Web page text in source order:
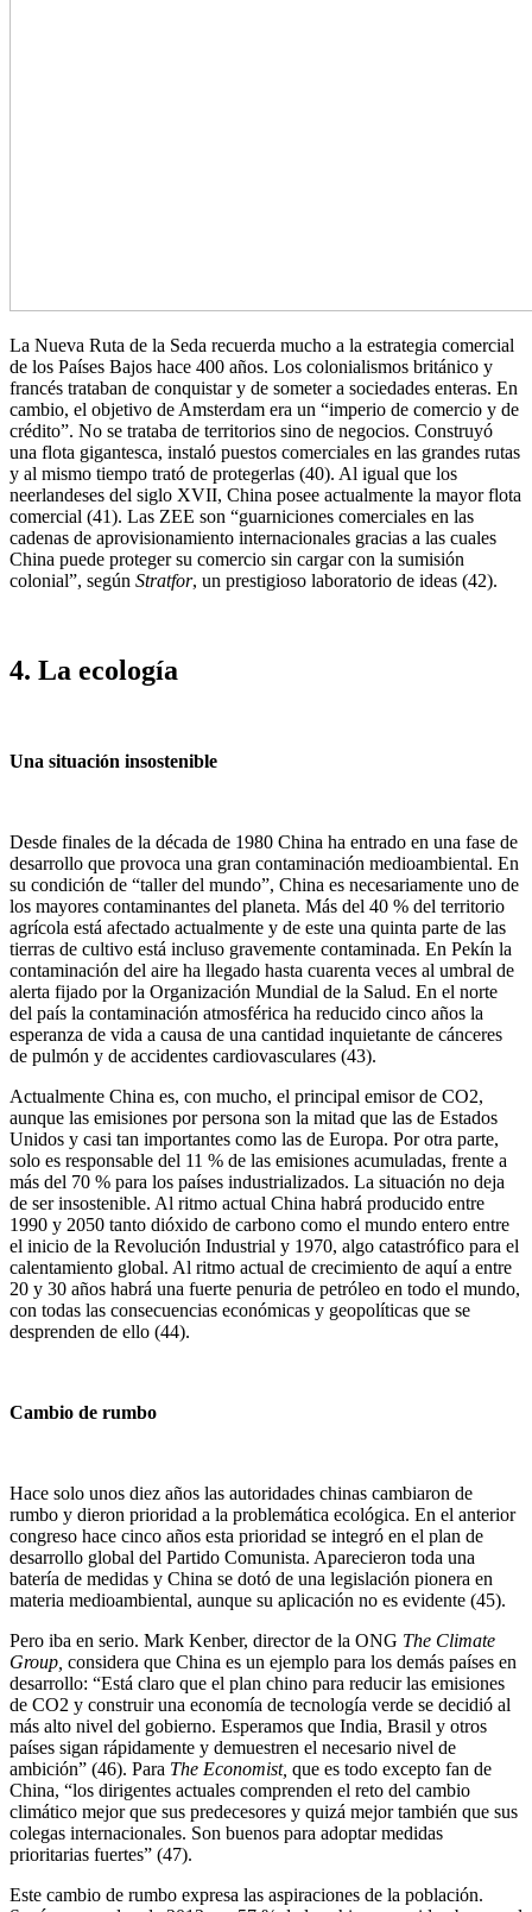
La Nueva Ruta de la Seda recuerda mucho a la estrategia comercial
de los Países Bajos hace 400 años. Los colonialismos británico y
francés trataban de conquistar y de someter a sociedades enteras. En
cambio, el objetivo de Amsterdam era un “imperio de comercio y de
crédito”. No se trataba de territorios sino de negocios. Construyó
una flota gigantesca, instaló puestos comerciales en las grandes rutas
y al mismo tiempo trató de protegerlas (40). Al igual que los
neerlandeses del siglo XVII, China posee actualmente la mayor flota
comercial (41). Las ZEE son “guarniciones comerciales en las
cadenas de aprovisionamiento internacionales gracias a las cuales
China puede proteger su comercio sin cargar con la sumisión
colonial”, según Stratfor, un prestigioso laboratorio de ideas (42).
4. La ecología
Una situación insostenible
Desde finales de la década de 1980 China ha entrado en una fase de
desarrollo que provoca una gran contaminación medioambiental. En
su condición de “taller del mundo”, China es necesariamente uno de
los mayores contaminantes del planeta. Más del 40 % del territorio
agrícola está afectado actualmente y de este una quinta parte de las
tierras de cultivo está incluso gravemente contaminada. En Pekín la
contaminación del aire ha llegado hasta cuarenta veces al umbral de
alerta fijado por la Organización Mundial de la Salud. En el norte
del país la contaminación atmosférica ha reducido cinco años la
esperanza de vida a causa de una cantidad inquietante de cánceres
de pulmón y de accidentes cardiovasculares (43).
Actualmente China es, con mucho, el principal emisor de CO2,
aunque las emisiones por persona son la mitad que las de Estados
Unidos y casi tan importantes como las de Europa. Por otra parte,
solo es responsable del 11 % de las emisiones acumuladas, frente a
más del 70 % para los países industrializados. La situación no deja
de ser insostenible. Al ritmo actual China habrá producido entre
1990 y 2050 tanto dióxido de carbono como el mundo entero entre
el inicio de la Revolución Industrial y 1970, algo catastrófico para el
calentamiento global. Al ritmo actual de crecimiento de aquí a entre
20 y 30 años habrá una fuerte penuria de petróleo en todo el mundo,
con todas las consecuencias económicas y geopolíticas que se
desprenden de ello (44).
Cambio de rumbo
Hace solo unos diez años las autoridades chinas cambiaron de
rumbo y dieron prioridad a la problemática ecológica. En el anterior
congreso hace cinco años esta prioridad se integró en el plan de
desarrollo global del Partido Comunista. Aparecieron toda una
batería de medidas y China se dotó de una legislación pionera en
materia medioambiental, aunque su aplicación no es evidente (45).
Pero iba en serio. Mark Kenber, director de la ONG The Climate
Group considera que China es un ejemplo para los demás países en
desarrollo: “Está claro que el plan chino para reducir las emisiones
de CO2 y construir una economía de tecnología verde se decidió al
más alto nivel del gobierno. Esperamos que India, Brasil y otros
países sigan rápidamente y demuestren el necesario nivel de
ambición” (46). Para The Economist, que es todo excepto fan de
China, “los dirigentes actuales comprenden el reto del cambio
climático mejor que sus predecesores y quizá mejor también que sus
colegas internacionales. Son buenos para adoptar medidas
prioritarias fuertes” (47).
Este cambio de rumbo expresa las aspiraciones de la población.